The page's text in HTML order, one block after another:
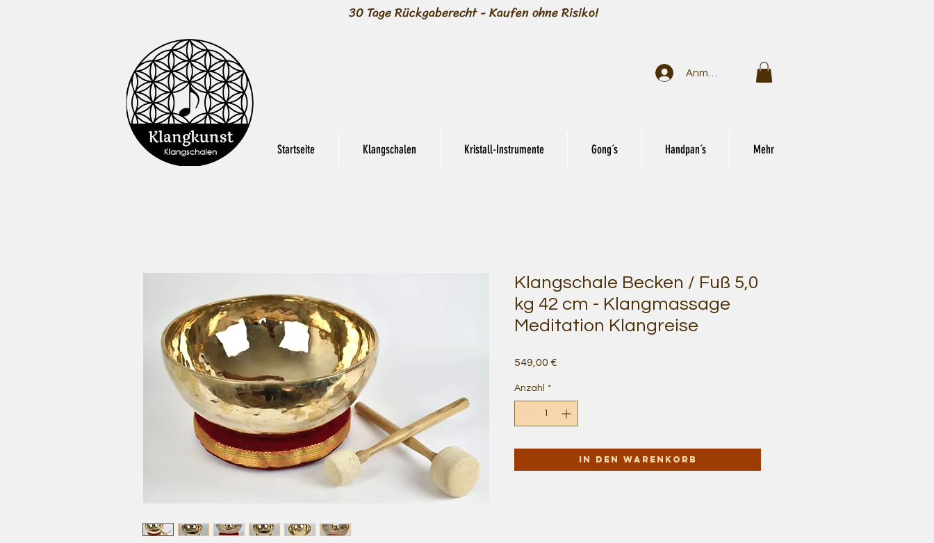
30 Tage Rückgaberecht - Kaufen ohne Risiko!
Anmelden
Startseite Klangschalen Kristall-Instrumente Gong´s Handpan´s Mehr
Klangschale Becken / Fuß 5,0
kg 42 cm - Klangmassage
Meditation Klangreise
549,00 €
Anzahl *
In den Warenkorb